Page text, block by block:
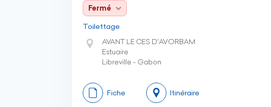
Fermé
Toilettage
AVANT LE CES D'AVORBAM
Estuaire
Libreville - Gabon
Fiche Itinéraire